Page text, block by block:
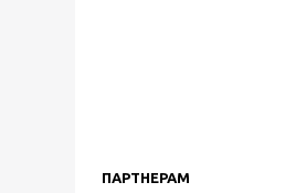
ПАРТНЕРАМ